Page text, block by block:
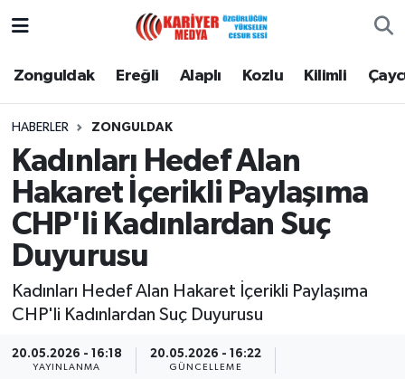
Zonguldak Ereğli Alaplı Kozlu Kilimli
HABERLER ZONGULDAK
Kadınları Hedef Alan
Hakaret İçerikli Paylaşıma
CHP'li Kadınlardan Suç
Duyurusu
Kadınları Hedef Alan Hakaret İçerikli Paylaşıma
CHP'li Kadınlardan Suç Duyurusu
20.05.2026 - 16:18
YAYINLANMA
20.05.2026 - 16:22
GÜNCELLEME
Zonguldak
Alaplı
Kozlu
Kilimli
Çaycuma
Gökçebey
Zonguldak Nöbetçi Eczaneler
Zonguldak Namaz Vakitleri
Zonguldak Trafik Yoğunluk Haritası
Puan Durumu ve Fikstür
Tüm Manşetler
Son Dakika Haberleri